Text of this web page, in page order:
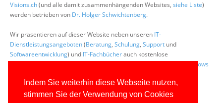
Indem Sie weiterhin diese Webseite nutzen,
stimmen Sie der Verwendung von Cookies
Visions.ch(und alle damit zusammenhängenden Websites, siehe Liste)
werden betrieben von Dr. Holger Schwichtenberg.
Wir präsentieren auf dieser Website neben unseren IT-
Dienstleistungsangeboten(Beratung, Schulung, Support und
Softwareentwicklung) und IT-Fachbücherauch kostenlose
Windows
Lesern derBücher von Holger Schwichtenbergbietet diese Website